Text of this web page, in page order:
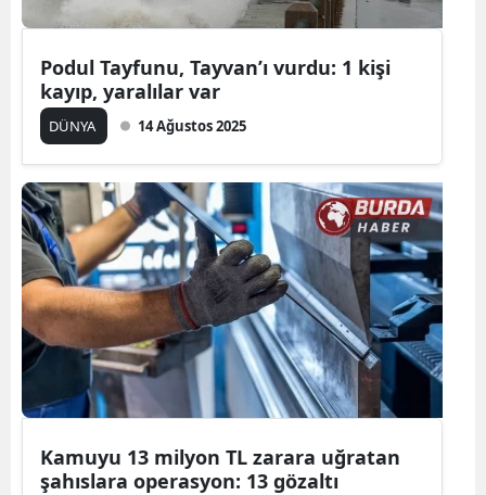
Podul Tayfunu, Tayvan’ı vurdu: 1 kişi
kayıp, yaralılar var
DÜNYA 14 Ağustos 2025
Kamuyu 13 milyon TL zarara uğratan
şahıslara operasyon: 13 gözaltı